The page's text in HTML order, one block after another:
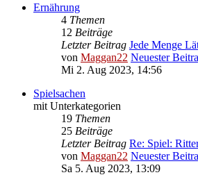
Ernährung
4 Themen
12 Beiträge
Letzter Beitrag Jede Menge
von Maggan22 Neuester
Mi 2. Aug 2023, 14:56
Spielsachen
mit Unterkategorien
19 Themen
25 Beiträge
Letzter Beitrag Re: Spiel:
von Maggan22 Neuester
Sa 5. Aug 2023, 13:09